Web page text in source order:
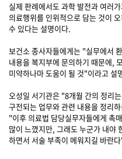
실제 판례에서도 과학 발전과 여러
의료행위를 인위적으로 담는 것이
수 있다는 설명이다.
보건소 종사자들에게는 "실무에서
내용을 복지부에 문의하기 때문에,
미약하나마 도움이 될 것"이라고 설
오성일 서기관은 "8개월 간의 정리
구전되는 업무와 관련 내용을 정리
"이후 의료법 담당실무자들에게 촉
많이 느꼈지만, 그래도 누군가 내야
하면서 서술 부족이 메워지길 바란